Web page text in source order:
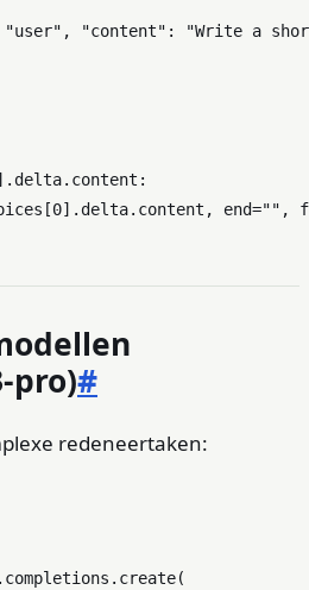
"user" , "content" :
"Write a
0].delta.content, end="" ,
pro)#
redeneertaken: